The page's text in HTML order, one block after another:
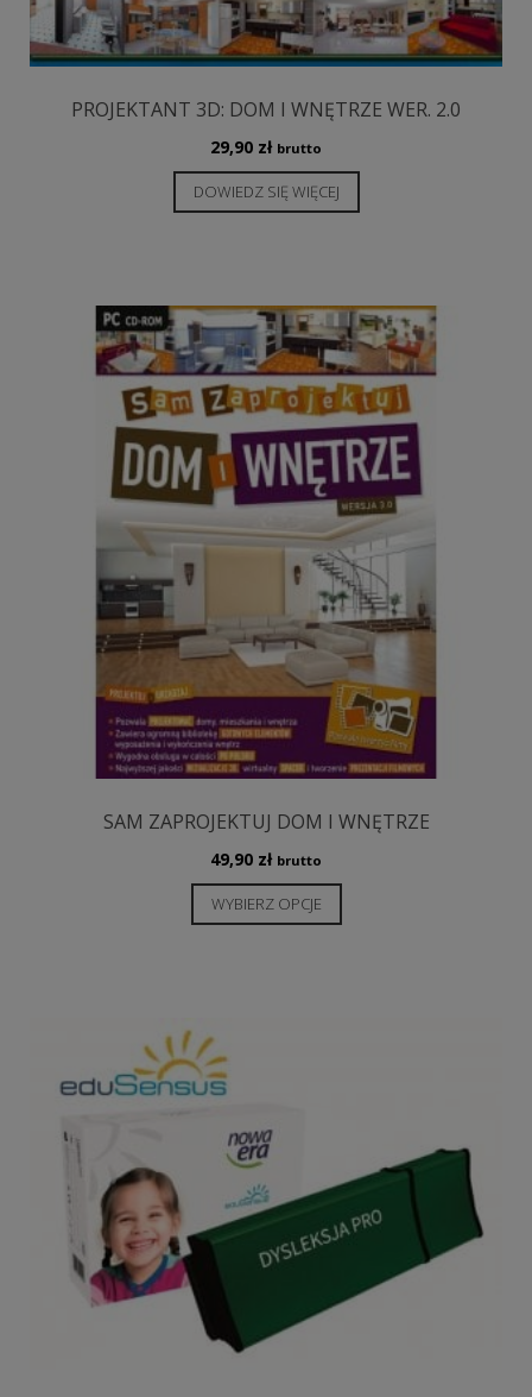
PROJEKTANT 3D: DOM I WNĘTRZE WER. 2.0
29,90 zł brutto
DOWIEDZ SIĘ WIĘCEJ
SAM ZAPROJEKTUJ DOM I WNĘTRZE
49,90 zł brutto
WYBIERZ OPCJE
produkt
produktu